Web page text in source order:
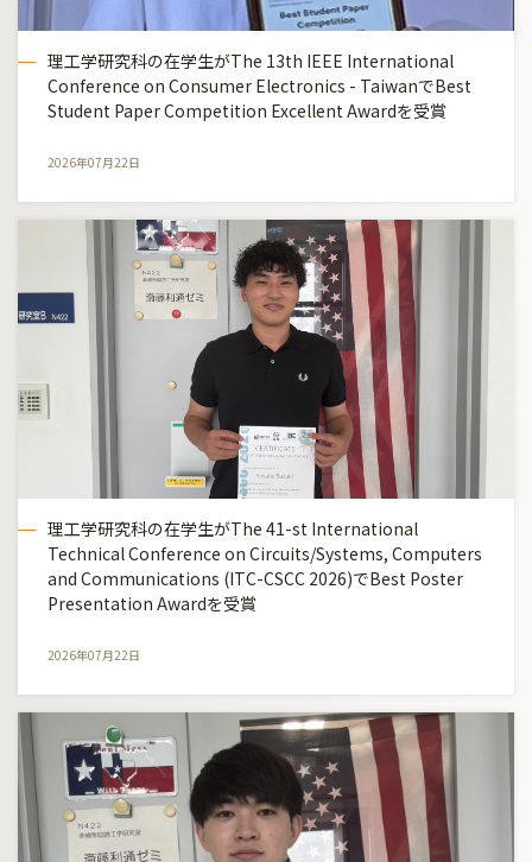
理工学研究科の在学生がThe 13th IEEE International
Conference on Consumer Electronics - TaiwanでBest
Student Paper Competition Excellent Awardを受賞
2026年07月22日
理工学研究科の在学生がThe 41-st International
Technical Conference on Circuits/Systems, Computers
and Communications (ITC-CSCC 2026)でBest Poster
Presentation Awardを受賞
2026年07月22日